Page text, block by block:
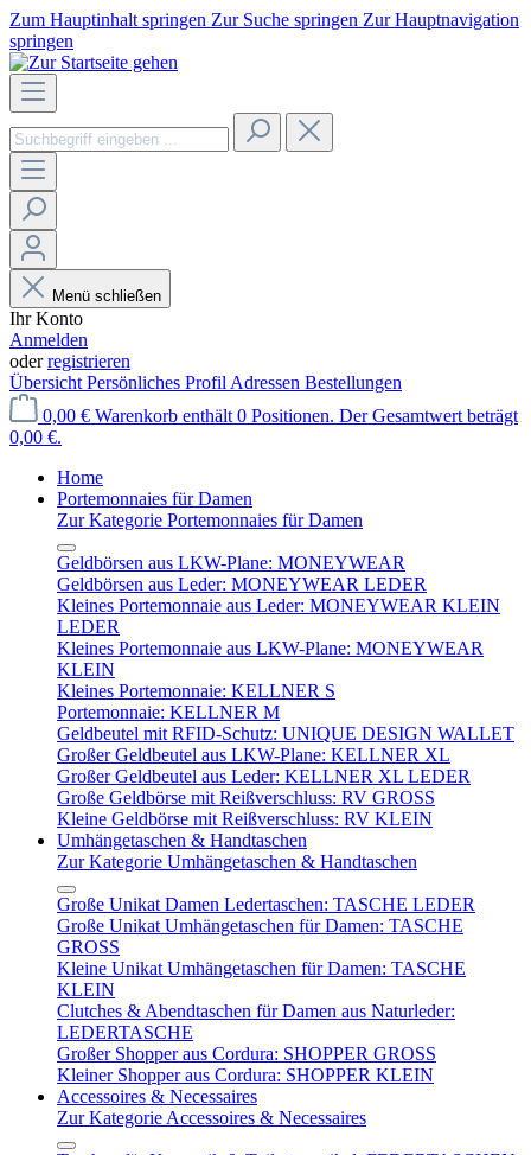
Zum Hauptinhalt springen Zur Suche springen Zur Hauptnavigation
springen
Menü schließen
Ihr Konto
Anmelden
oderregistrieren
Übersicht Persönliches Profil Adressen Bestellungen
0,00 € Warenkorb enthält 0 Positionen. Der Gesamtwert beträgt
0,00 €.
Home
Portemonnaies für Damen
Zur Kategorie Portemonnaies für Damen
Geldbörsen aus LKW-Plane: MONEYWEAR
Geldbörsen aus Leder: MONEYWEAR LEDER
Kleines Portemonnaie aus Leder: MONEYWEAR KLEIN
LEDER
Kleines Portemonnaie aus LKW-Plane: MONEYWEAR
KLEIN
Kleines Portemonnaie: KELLNER S
Portemonnaie: KELLNER M
Geldbeutel mit RFID-Schutz: UNIQUE DESIGN WALLET
Großer Geldbeutel aus LKW-Plane: KELLNER XL
Großer Geldbeutel aus Leder: KELLNER XL LEDER
Große Geldbörse mit Reißverschluss: RV GROSS
Kleine Geldbörse mit Reißverschluss: RV KLEIN
Umhängetaschen & Handtaschen
Zur Kategorie Umhängetaschen & Handtaschen
Große Unikat Damen Ledertaschen: TASCHE LEDER
Große Unikat Umhängetaschen für Damen: TASCHE
GROSS
Kleine Unikat Umhängetaschen für Damen: TASCHE
KLEIN
Clutches & Abendtaschen für Damen aus Naturleder:
LEDERTASCHE
Großer Shopper aus Cordura: SHOPPER GROSS
Kleiner Shopper aus Cordura: SHOPPER KLEIN
Accessoires & Necessaires
Zur Kategorie Accessoires & Necessaires